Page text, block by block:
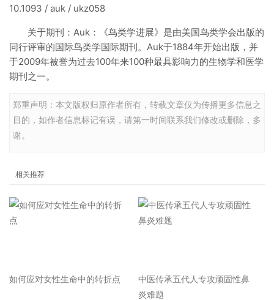
10.1093 / auk / ukz058
关于期刊：Auk：《鸟类学进展》是由美国鸟类学会出版的
同行评审的国际鸟类学国际期刊。Auk于1884年开始出版，并
于2009年被誉为过去100年来100种最具影响力的生物学和医学
期刊之一。
郑重声明：本文版权归原作者所有，转载文章仅为传播更多信息之
目的，如作者信息标记有误，请第一时间联系我们修改或删除，多
谢。
相关推荐
如何应对女性生命中的转折点
中医传承五代人专攻顽固性鼻
炎难题